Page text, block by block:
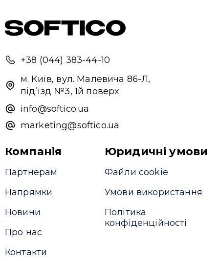
+38 (044) 383-44-10
м. Київ, вул. Малевича 86-Л,
під’їзд №3, 1й поверх
info@softico.ua
marketing@softico.ua
Компанія
Партнерам
Напрямки
Новини
Про нас
Контакти
Юридичні умови
Файли cookie
Умови використання
Політика
конфіденційності
Ми зазвичай відповідаємо дуже швидко
Надіслати повідомлення